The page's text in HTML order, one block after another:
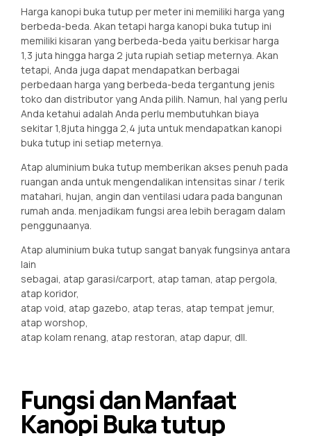
Harga kanopi buka tutup per meter ini memiliki harga yang
berbeda-beda. Akan tetapi harga kanopi buka tutup ini
memiliki kisaran yang berbeda-beda yaitu berkisar harga
1,3 juta hingga harga 2 juta rupiah setiap meternya. Akan
tetapi, Anda juga dapat mendapatkan berbagai
perbedaan harga yang berbeda-beda tergantung jenis
toko dan distributor yang Anda pilih. Namun, hal yang perlu
Anda ketahui adalah Anda perlu membutuhkan biaya
sekitar 1,8juta hingga 2,4 juta untuk mendapatkan kanopi
buka tutup ini setiap meternya.
Atap aluminium buka tutup memberikan akses penuh pada
ruangan anda untuk mengendalikan intensitas sinar / terik
matahari, hujan, angin dan ventilasi udara pada bangunan
rumah anda. menjadikam fungsi area lebih beragam dalam
penggunaanya.
Atap aluminium buka tutup sangat banyak fungsinya antara
lain
sebagai, atap garasi/carport, atap taman, atap pergola,
atap koridor,
atap void, atap gazebo, atap teras, atap tempat jemur,
atap worshop,
atap kolam renang, atap restoran, atap dapur, dll.
Fungsi dan Manfaat
Kanopi Buka tutup